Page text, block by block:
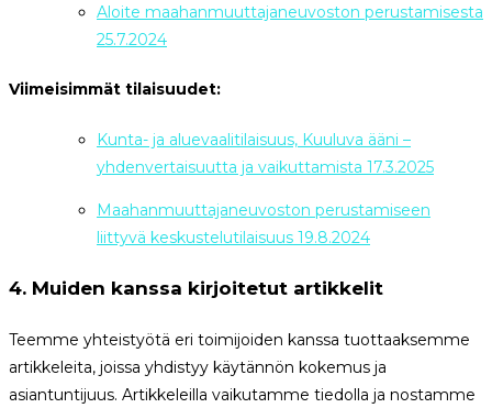
Aloite maahanmuuttajaneuvoston perustamisesta
25.7.2024
Viimeisimmät tilaisuudet:
Kunta- ja aluevaalitilaisuus, Kuuluva ääni –
yhdenvertaisuutta ja vaikuttamista 17.3.2025
Maahanmuuttajaneuvoston perustamiseen
liittyvä keskustelutilaisuus 19.8.2024
4. Muiden kanssa kirjoitetut artikkelit
Teemme yhteistyötä eri toimijoiden kanssa tuottaaksemme
artikkeleita, joissa yhdistyy käytännön kokemus ja
asiantuntijuus. Artikkeleilla vaikutamme tiedolla ja nostamme